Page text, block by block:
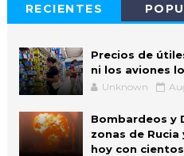
RECIENTES
Precios de
ni los aviones
Unknown
Bombardeos y
zonas de Rucia
hoy con